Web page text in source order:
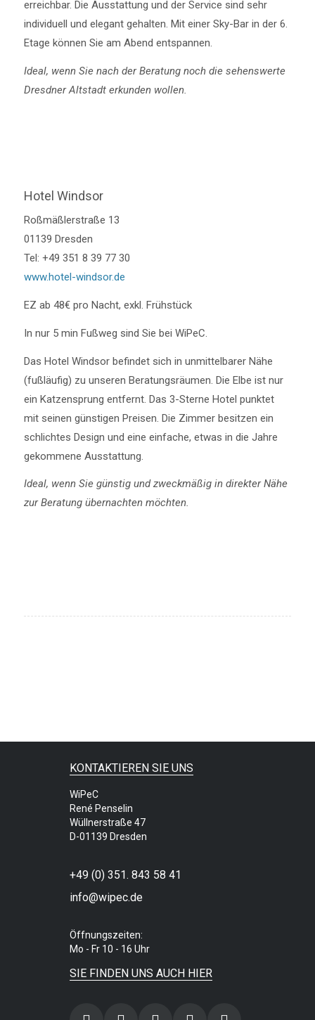
erreichbar. Die Ausstattung und der Service sind sehr
individuell und elegant gehalten. Mit einer Sky-Bar in der 6.
Etage können Sie am Abend entspannen.
Ideal, wenn Sie nach der Beratung noch die sehenswerte
Dresdner Altstadt erkunden wollen.
Hotel Windsor
Roßmäßlerstraße 13
01139 Dresden
Tel: +49 351 8 39 77 30
www.hotel-windsor.de
EZ ab 48€ pro Nacht, exkl. Frühstück
In nur 5 min Fußweg sind Sie bei WiPeC.
Das Hotel Windsor befindet sich in unmittelbarer Nähe
(fußläufig) zu unseren Beratungsräumen. Die Elbe ist nur
ein Katzensprung entfernt. Das 3-Sterne Hotel punktet
mit seinen günstigen Preisen. Die Zimmer besitzen ein
schlichtes Design und eine einfache, etwas in die Jahre
gekommene Ausstattung.
Ideal, wenn Sie günstig und zweckmäßig in direkter Nähe
zur Beratung übernachten möchten.
KONTAKTIEREN SIE UNS
WiPeC
René Penselin
Wüllnerstraße 47
D-01139 Dresden
+49 (0) 351. 843 58 41
info@wipec.de
Öffnungszeiten:
Mo - Fr 10 - 16 Uhr
SIE FINDEN UNS AUCH HIER